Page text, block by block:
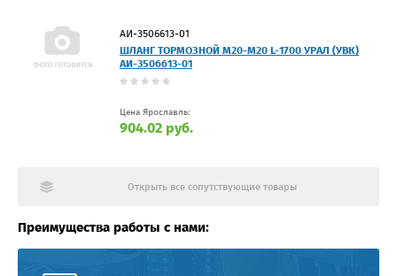
АИ-3506613-01
ШЛАНГ ТОРМОЗНОЙ М20-М20 L-1700 УРАЛ (УВК)
АИ-3506613-01
Цена Ярославль:
904.02 руб.
Открыть все сопутствующие товары
Преимущества работы с нами: